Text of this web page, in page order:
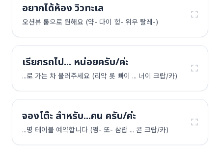
อยากได้ห้อง วิวทะเล
오션뷰 룸으로 원해요 (약- 다이 헝- 위우 탈레-)
เรียกรถไป... หน่อยครับ/ค่ะ
...로 가는 차 불러주세요 (리악 롯 빠이 ... 너이 크랍/카)
จองโต๊ะ สำหรับ...คน ครับ/ค่ะ
...명 테이블 예약합니다 (쩡- 또- 삼랍 ... 콘 크랍/카)